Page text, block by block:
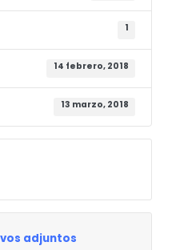
1
14 febrero, 2018
13 marzo, 2018
adjuntos